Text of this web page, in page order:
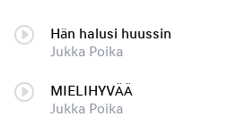
Hän halusi huussin
Jukka Poika
MIELIHYVÄÄ
Jukka Poika